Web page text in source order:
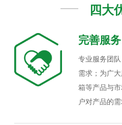
四大
完善服
专业服务团
需求；为广
箱等产品与
户对产品的需